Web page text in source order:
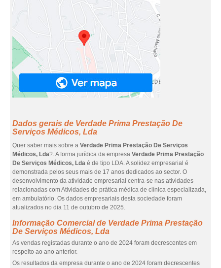
Dados gerais de Verdade Prima Prestação De
Serviços Médicos, Lda
Quer saber mais sobre a Verdade Prima Prestação De Serviços
Médicos, Lda?. A forma jurídica da empresa Verdade Prima Prestação
De Serviços Médicos, Lda é de tipo LDA. A solidez empresarial é
demonstrada pelos seus mais de 17 anos dedicados ao sector. O
desenvolvimento da atividade empresarial centra-se nas atividades
relacionadas com Atividades de prática médica de clínica especializada,
em ambulatório. Os dados empresariais desta sociedade foram
atualizados no dia 11 de outubro de 2025.
Informação Comercial de Verdade Prima Prestação
De Serviços Médicos, Lda
As vendas registadas durante o ano de 2024 foram decrescentes em
respeito ao ano anterior.
Os resultados da empresa durante o ano de 2024 foram decrescentes